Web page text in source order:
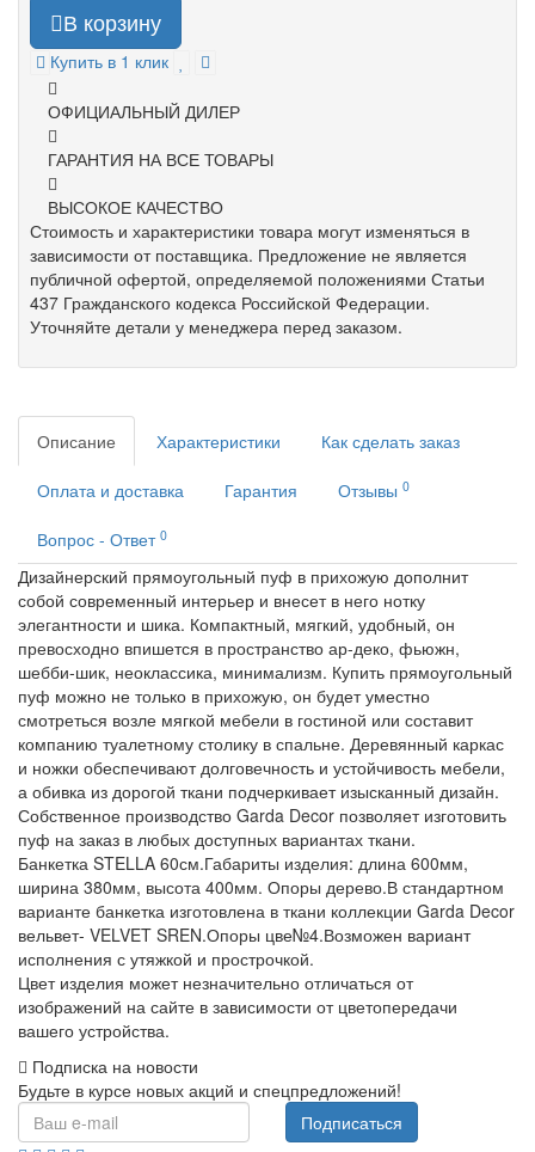
В корзину
Купить в 1 клик
ОФИЦИАЛЬНЫЙ ДИЛЕР
ГАРАНТИЯ НА ВСЕ ТОВАРЫ
ВЫСОКОЕ КАЧЕСТВО
Стоимость и характеристики товара могут изменяться в
зависимости от поставщика. Предложение не является
публичной офертой, определяемой положениями Статьи
437 Гражданского кодекса Российской Федерации.
Уточняйте детали у менеджера перед заказом.
Описание Характеристики Как сделать заказ
Оплата и доставка Гарантия Отзывы 0
Вопрос - Ответ 0
Дизайнерский прямоугольный пуф в прихожую дополнит
собой современный интерьер и внесет в него нотку
элегантности и шика. Компактный, мягкий, удобный, он
превосходно впишется в пространство ар-деко, фьюжн,
шебби-шик, неоклассика, минимализм. Купить прямоугольный
пуф можно не только в прихожую, он будет уместно
смотреться возле мягкой мебели в гостиной или составит
компанию туалетному столику в спальне. Деревянный каркас
и ножки обеспечивают долговечность и устойчивость мебели,
а обивка из дорогой ткани подчеркивает изысканный дизайн.
Собственное производство Garda Decor позволяет изготовить
пуф на заказ в любых доступных вариантах ткани.
Банкетка STELLA 60см.Габариты изделия: длина 600мм,
ширина 380мм, высота 400мм. Опоры дерево.В стандартном
варианте банкетка изготовлена в ткани коллекции Garda Decor
вельвет- VELVET SREN.Опоры цве№4.Возможен вариант
исполнения с утяжкой и прострочкой.
Цвет изделия может незначительно отличаться от
изображений на сайте в зависимости от цветопередачи
вашего устройства.
Подписка на новости
Будьте в курсе новых акций и спецпредложений!
Подписаться